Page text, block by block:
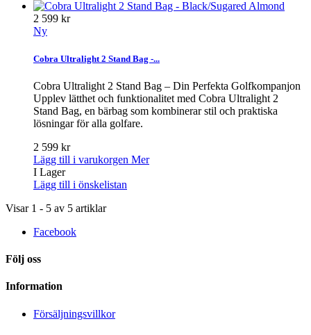
2 599 kr
Ny
Cobra Ultralight 2 Stand Bag -...
Cobra Ultralight 2 Stand Bag – Din Perfekta Golfkompanjon
Upplev lätthet och funktionalitet med Cobra Ultralight 2
Stand Bag, en bärbag som kombinerar stil och praktiska
lösningar för alla golfare.
2 599 kr
Lägg till i varukorgen Mer
I Lager
Lägg till i önskelistan
Visar 1 - 5 av 5 artiklar
Facebook
Följ oss
Information
Försäljningsvillkor